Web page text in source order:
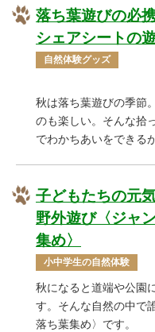
落ち葉遊びの必
シェアシートの
自然体験グッズ
秋は落ち葉遊びの季節
のも楽しい。そんな拾
でわかちあいをできる
子どもたちの元
野外遊び〈ジャ
集め〉
小中学生の自然体験
秋になると道端や公園
す。そんな自然の中で
落ち葉集め〉です。